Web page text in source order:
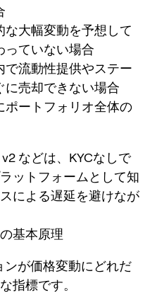
大幅変動を予想して
っていない場合
で流動性提供やステー
に売却できない場合
ポートフォリオ全体の
などは、KYCなしで
ットフォームとして知
による遅延を避けなが
基本原理
が価格変動にどれだ
指標です。